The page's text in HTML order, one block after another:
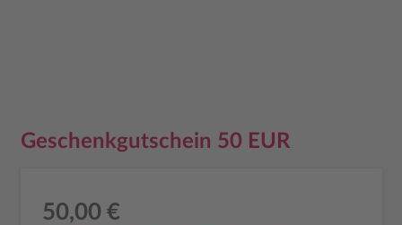
Geschenkgutschein 50 EUR
50,00 €